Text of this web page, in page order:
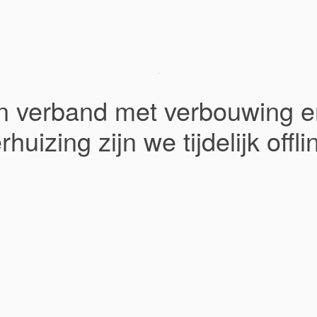
verband met verbouwing
zijn we tijdelijk